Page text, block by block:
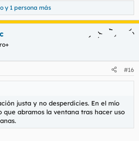
y 1 persona más
#16
justa y no desperdicies. En el mío
que abramos la ventana tras hacer uso